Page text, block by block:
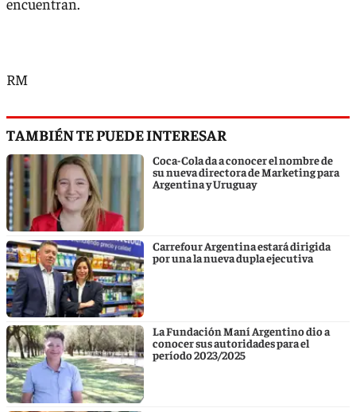
RM
TAMBIÉN TE PUEDE INTERESAR
Coca-Cola da a conocer el nombre de
su nueva directora de Marketing para
Argentina y Uruguay
Carrefour Argentina estará dirigida
por una la nueva dupla ejecutiva
La Fundación Maní Argentino dio a
conocer sus autoridades para el
período 2023/2025